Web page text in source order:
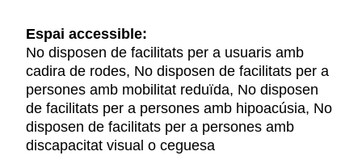
Espai accessible:
No disposen de facilitats per a usuaris amb
cadira de rodes, No disposen de facilitats per a
persones amb mobilitat reduïda, No disposen
de facilitats per a persones amb hipoacúsia, No
disposen de facilitats per a persones amb
discapacitat visual o ceguesa